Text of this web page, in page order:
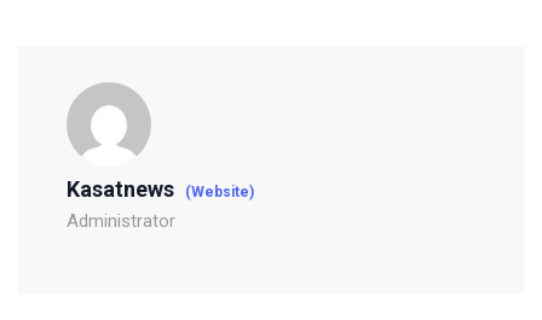
Kasatnews (Website)
Administrator